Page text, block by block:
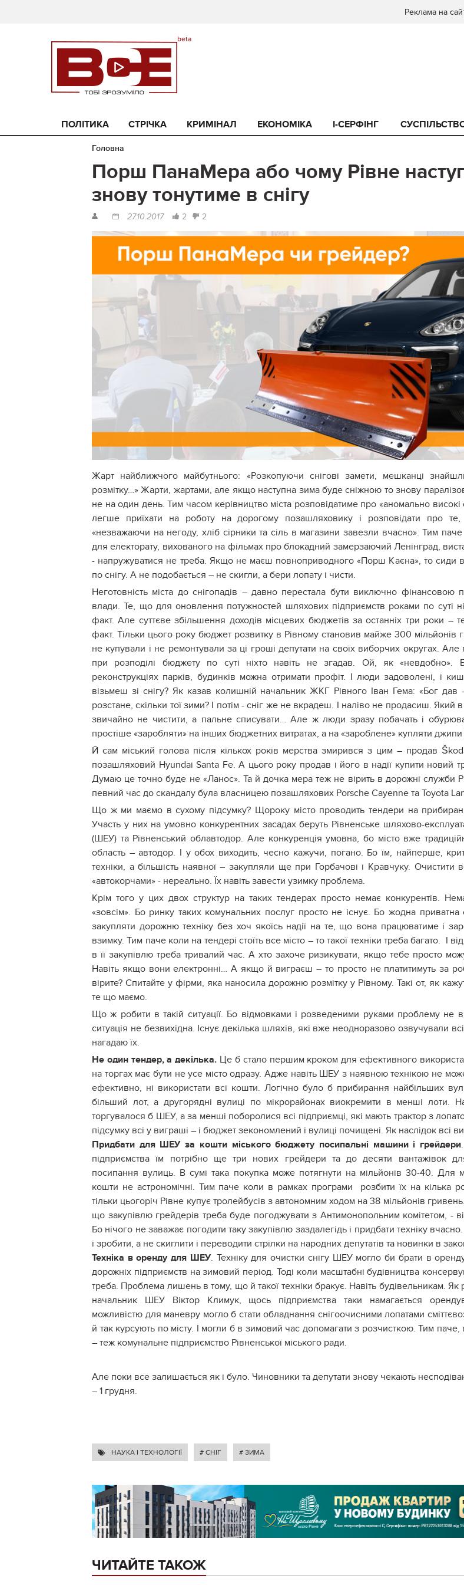
Реклама на
ПОЛІТИКА СТРІЧКА КРИМІНАЛ ЕКОНОМІКА I-СЕРФІНГ
Головна
Порш ПанаМера або чому Рівне
знову тонутиме в снігу
27.10.2017 2 2
Жарт найближчого майбутнього: «Розкопуючи снігові замети, мешканці
розмітку…» Жарти, жартами, але якщо наступна зима буде сніжною то знову
не на один день. Тим часом керівництво міста розповідатиме про «аномально
легше приїхати на роботу на дорогому позашляховику і розповідати про
«незважаючи на негоду, хліб сірники та сіль в магазини завезли вчасно». Тим
для електорату, вихованого на фільмах про блокадний замерзаючий Ленінград,
- напружуватися не треба. Якщо не маєш повноприводного «Порш Каєна», то сиди
по снігу. А не подобається – не скигли, а бери лопату і чисти.
Неготовність міста до снігопадів – давно перестала бути виключно фінансовою
влади. Те, що для оновлення потужностей шляхових підприємств роками по суті
факт. Але суттєве збільшення доходів місцевих бюджетів за останніх три роки –
факт. Тільки цього року бюджет розвитку в Рівному становив майже 300 мільйонів
не купували і не ремонтували за ці гроші депутати на своїх виборчих округах. Але
при розподілі бюджету по суті ніхто навіть не згадав. Ой, як «невдобно».
реконструкціях парків, будинків можна отримати профіт. І люди задоволені, і
візьмеш зі снігу? Як казав колишній начальник ЖКГ Рівного Іван Гема: «Бог
розстане, скільки тої зими? І потім - сніг же не вкрадеш. І наліво не продасиш. Який
звичайно не чистити, а пальне списувати… Але ж люди зразу побачать і
простіше «заробляти» на інших бюджетних витратах, а на «зароблене» купляти джипи
Й сам міський голова після кількох років мерства змирився з цим – продав
позашляховий Hyundai Santa Fe. А цього року продав і його в надії купити новий
Думаю це точно буде не «Ланос». Та й дочка мера теж не вірить в дорожні служби
певний час до скандалу була власницею позашляхових Porsche Cayenne та Toyota
Що ж ми маємо в сухому підсумку? Щороку місто проводить тендери на
Участь у них на умовно конкурентних засадах беруть Рівненське шляхово-
(ШЕУ) та Рівненський облавтодор. Але конкуренція умовна, бо місто вже
область – автодор. І у обох виходить, чесно кажучи, погано. Бо їм, найперше,
техніки, а більшість наявної – закупляли ще при Горбачові і Кравчуку. Очистити
«автокорчами» - нереально. Їх навіть завести узимку проблема.
Крім того у цих двох структур на таких тендерах просто немає конкурентів.
«зовсім». Бо ринку таких комунальних послуг просто не існує. Бо жодна приватна
закупляти дорожню техніку без хоч якоїсь надії на те, що вона працюватиме і
взимку. Тим паче коли на тендері стоїть все місто – то такої техніки треба багато. І
в її закупівлю треба тривалий час. А хто захоче ризикувати, якщо тебе просто
Навіть якщо вони електронні… А якщо й виграєш – то просто не платитимуть за
вірите? Спитайте у фірми, яка наносила дорожню розмітку у Рівному. Такі от, як
те що маємо.
Що ж робити в такій ситуації. Бо відмовками і розведеними руками проблему не
ситуація не безвихідна. Існує декілька шляхів, які вже неодноразово озвучували
нагадаю їх.
Не один тендер, а декілька. Це б стало першим кроком для ефективного
на торгах має бути не усе місто одразу. Адже навіть ШЕУ з наявною технікою не
ефективно, ні використати всі кошти. Логічно було б прибирання найбільших
більший лот, а другорядні вулиці по мікрорайонах виокремити в менші лоти.
торгувалося б ШЕУ, а за менші поборолися всі підприємці, які мають трактор з
підсумку всі у виграші – і бюджет зекономлений і вулиці почищені. Як наслідок всі
Придбати для ШЕУ за кошти міського бюджету посипальні машини і грейдери
підприємства їм потрібно ще три нових грейдери та до десяти вантажівок
посипання вулиць. В сумі така покупка може потягнути на мільйонів 30-40. Для
кошти не астрономічні. Тим паче коли в рамках програми розбити їх на кілька
тільки цьогоріч Рівне купує тролейбусів з автономним ходом на 38 мільйонів
що закупівлю грейдерів треба буде погоджувати з Антимонопольним комітетом, -
Бо нічого не заважає погодити таку закупівлю заздалегідь і придбати техніку
і зробити, а не скиглити і переводити стрілки на народних депутатів та новинки в
Техніка в оренду для ШЕУ. Техніку для очистки снігу ШЕУ могло би брати в
дорожніх підприємств на зимовий період. Тоді коли масштабні будівництва
треба. Проблема лишень в тому, що й такої техніки бракує. Навіть будівельникам. Як
начальник ШЕУ Віктор Климук, щось підприємства таки намагається
можливістю для маневру могло б стати обладнання снігоочисними лопатами
й так курсують по місту. І могли б в зимовий час допомагати з розчисткою. Тим
– теж комунальне підприємство Рівненської міського ради.
Але поки все залишається як і було. Чиновники та депутати знову чекають
– 1 грудня.
НАУКА І ТЕХНОЛОГІЇ # СНІГ # ЗИМА
ЧИТАЙТЕ ТАКОЖ